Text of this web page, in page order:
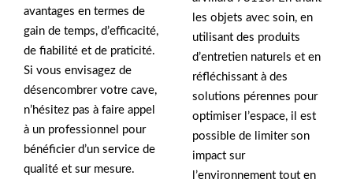
avantages en termes de
gain de temps, d’efficacité,
de fiabilité et de praticité.
Si vous envisagez de
désencombrer votre cave,
n’hésitez pas à faire appel
à un professionnel pour
bénéficier d’un service de
qualité et sur mesure.
les objets avec soin, en
utilisant des produits
d’entretien naturels et en
réfléchissant à des
solutions pérennes pour
optimiser l’espace, il est
possible de limiter son
impact sur
l’environnement tout en